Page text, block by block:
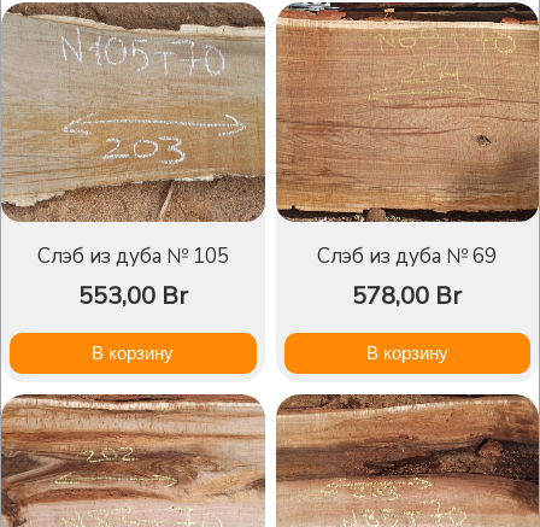
Слэб из дуба № 105
553,00 Br
В корзину
Слэб из дуба № 69
578,00 Br
В корзину